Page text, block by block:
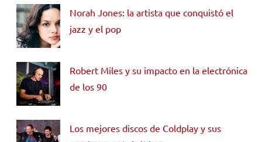
Norah Jones: la artista que conquistó el
jazz y el pop
Robert Miles y su impacto en la electrónica
de los 90
Los mejores discos de Coldplay y sus